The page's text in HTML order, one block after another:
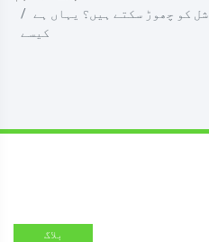
کو چھوڑ سکتے ہیں؟ یہاں ہے
کیسے
بلاگ